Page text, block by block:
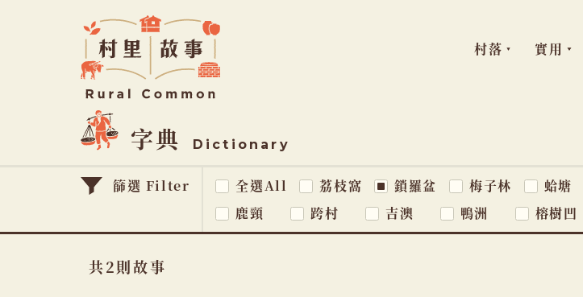
要
內
容
Common
村
里
事
村落 實用
字典 Dictionary
篩選 Filter 全選All 荔枝窩 鎖羅盆 梅子林 蛤塘
鹿頸
跨村 吉澳 鴨洲 榕樹凹
共2則故事